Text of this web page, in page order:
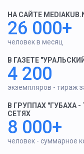
НА САЙТЕ
26 000+
человек в месяц
В ГАЗЕТЕ
4 200
экземпляров - тираж
В ГРУППАХ "ГУБАХА
СЕТЯХ
8 000+
человек - суммарное